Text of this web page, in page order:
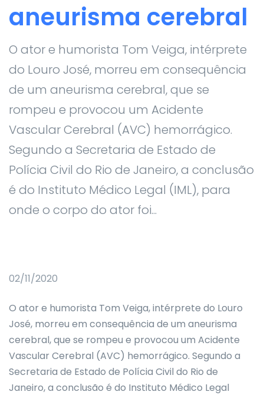
aneurisma cerebral
O ator e humorista Tom Veiga, intérprete
do Louro José, morreu em consequência
de um aneurisma cerebral, que se
rompeu e provocou um Acidente
Vascular Cerebral (AVC) hemorrágico.
Segundo a Secretaria de Estado de
Polícia Civil do Rio de Janeiro, a conclusão
é do Instituto Médico Legal (IML), para
onde o corpo do ator foi...
02/11/2020
O ator e humorista Tom Veiga, intérprete do Louro
José, morreu em consequência de um aneurisma
cerebral, que se rompeu e provocou um Acidente
Vascular Cerebral (AVC) hemorrágico. Segundo a
Secretaria de Estado de Polícia Civil do Rio de
Janeiro, a conclusão é do Instituto Médico Legal